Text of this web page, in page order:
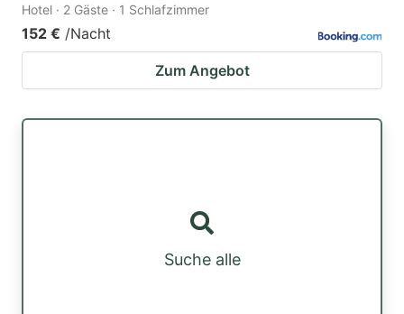
Hotel · 2 Gäste · 1 Schlafzimmer
152 € /Nacht
Zum Angebot
Suche alle